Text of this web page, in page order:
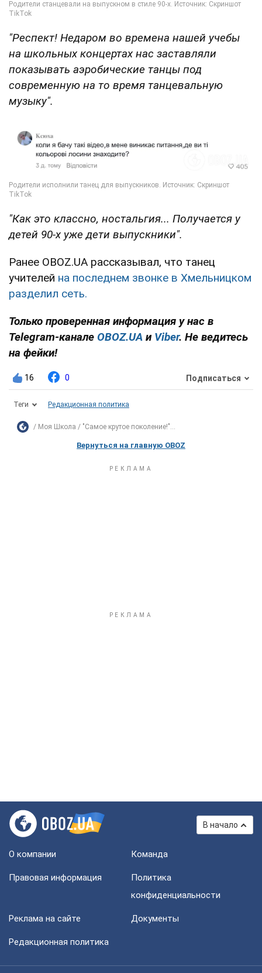
"Респект! Недаром во времена нашей учебы
на школьных концертах нас заставляли
показывать аэробические танцы под
современную на то время танцевальную
музыку".
"Как это классно, ностальгия... Получается у
детей 90-х уже дети выпускники".
Ранее OBOZ.UA рассказывал, что танец
учителей на последнем звонке в Хмельницком
разделил сеть.
Только проверенная информация у нас в
Telegram-канале OBOZ.UA и Viber. Не ведитесь
на фейки!
16 0 Подписаться
Теги Редакционная политика
Моя Школа "Самое крутое поколение!"...
Вернуться на главную OBOZ
В начало
О компании Команда
Правовая информация
Политика
конфиденциальности
Реклама на сайте Документы
Редакционная политика